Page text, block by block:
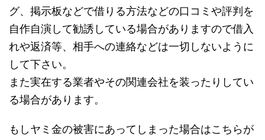
グ、掲示板などで借りる方法などの口コミや評判を
自作自演して勧誘している場合がありますので借入
れや返済等、相手への連絡などは一切しないように
して下さい。
また実在する業者やその関連会社を装ったりしてい
る場合があります。
もしヤミ金の被害にあってしまった場合はこちらが